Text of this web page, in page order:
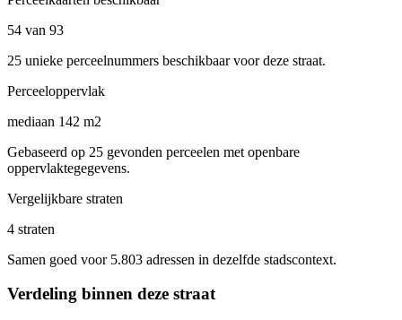
54 van 93
25 unieke perceelnummers beschikbaar voor deze straat.
Perceeloppervlak
mediaan 142 m2
Gebaseerd op 25 gevonden perceelen met openbare
oppervlaktegegevens.
Vergelijkbare straten
4 straten
Samen goed voor 5.803 adressen in dezelfde stadscontext.
Verdeling binnen deze straat